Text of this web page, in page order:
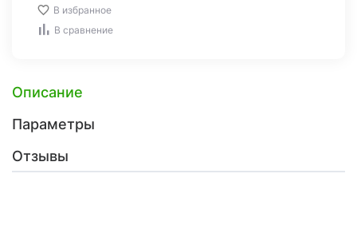
В избранное
В сравнение
Описание
Параметры
Отзывы